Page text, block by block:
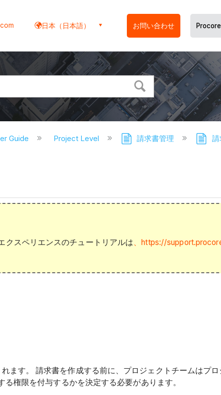
日本（日本語） お問い合わせ
Guide Project Level 請求書管理
クスペリエンスのチュートリアルは 、https://
ます。 請求書を作成する前に、プロジェクトチームはプ
権限を付与するかを決定する必要があります。